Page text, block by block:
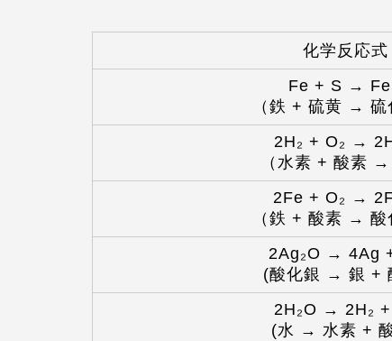
化学反応式
Fe + S →
（鉄 + 硫黄 → 硫
2H₂ + O₂ →
（水素 + 酸素 →
2Fe + O₂ →
（鉄 + 酸素 → 酸
2Ag₂O → 4Ag
(酸化銀 → 銀 +
2H₂O → 2H₂ +
(水 → 水素 +